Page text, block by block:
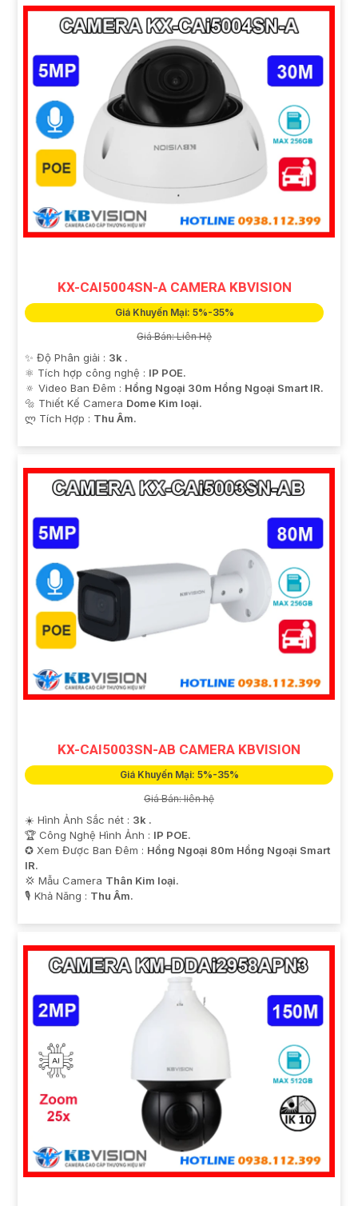
KX-CAI5004SN-A CAMERA KBVISION
Giá Khuyến Mại: 5%-35%
Giá Bán: Liên Hệ
✨ Độ Phân giải : 3k .
⚛️ Tích hợp công nghệ : IP POE.
🔅 Video Ban Đêm : Hồng Ngoại 30m Hồng Ngoại Smart IR.
🔩 Thiết Kế Camera Dome Kim loại.
️ლ Tích Hợp : Thu Âm.
KX-CAI5003SN-AB CAMERA KBVISION
Giá Khuyến Mại: 5%-35%
Giá Bán: liên hệ
☀️ Hình Ảnh Sắc nét : 3k .
🏆 Công Nghệ Hình Ảnh : IP POE.
✪ Xem Được Ban Đêm : Hồng Ngoại 80m Hồng Ngoại Smart
IR.
💢 Mẫu Camera Thân Kim loại.
️🎙 Khả Năng : Thu Âm.